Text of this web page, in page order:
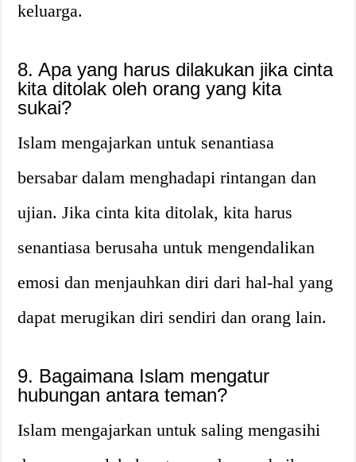
keluarga.
8. Apa yang harus dilakukan jika cinta
kita ditolak oleh orang yang kita
sukai?
Islam mengajarkan untuk senantiasa
bersabar dalam menghadapi rintangan dan
ujian. Jika cinta kita ditolak, kita harus
senantiasa berusaha untuk mengendalikan
emosi dan menjauhkan diri dari hal-hal yang
dapat merugikan diri sendiri dan orang lain.
9. Bagaimana Islam mengatur
hubungan antara teman?
Islam mengajarkan untuk saling mengasihi